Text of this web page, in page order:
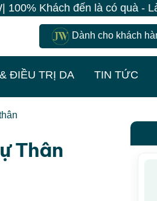
đến là có quà - Làm
Dành cho khách
ĐIỀU TRỊ DA TIN TỨC
Thân